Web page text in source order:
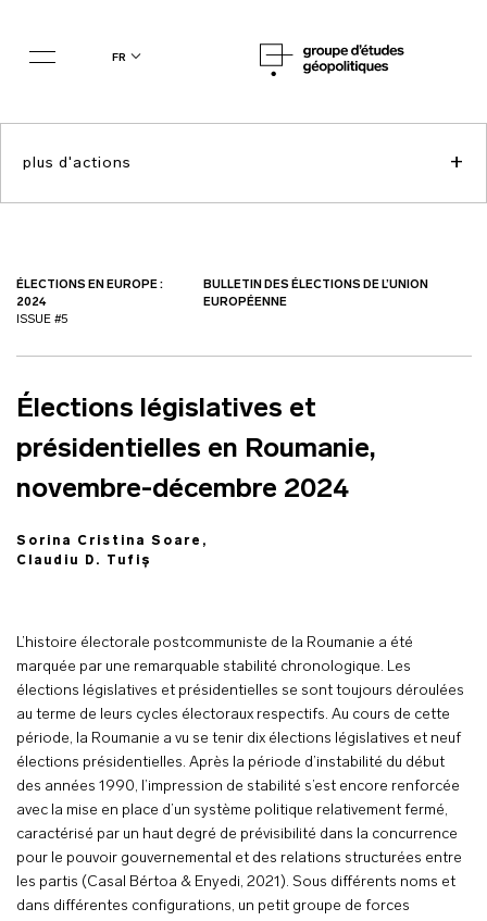
fr
ÉLECTIONS EN EUROPE :
2024
ISSUE #5
BULLETIN DES ÉLECTIONS DE L’UNION
EUROPÉENNE
Élections législatives et
présidentielles en Roumanie,
novembre-décembre 2024
Sorina Cristina Soare,
Claudiu D. Tufiș
L’histoire électorale postcommuniste de la Roumanie a été
marquée par une remarquable stabilité chronologique. Les
élections législatives et présidentielles se sont toujours déroulées
au terme de leurs cycles électoraux respectifs. Au cours de cette
période, la Roumanie a vu se tenir dix élections législatives et neuf
élections présidentielles. Après la période d’instabilité du début
des années 1990, l’impression de stabilité s’est encore renforcée
avec la mise en place d’un système politique relativement fermé,
caractérisé par un haut degré de prévisibilité dans la concurrence
pour le pouvoir gouvernemental et des relations structurées entre
les partis (Casal Bértoa & Enyedi, 2021). Sous différents noms et
dans différentes configurations, un petit groupe de forces
plus d'actions +